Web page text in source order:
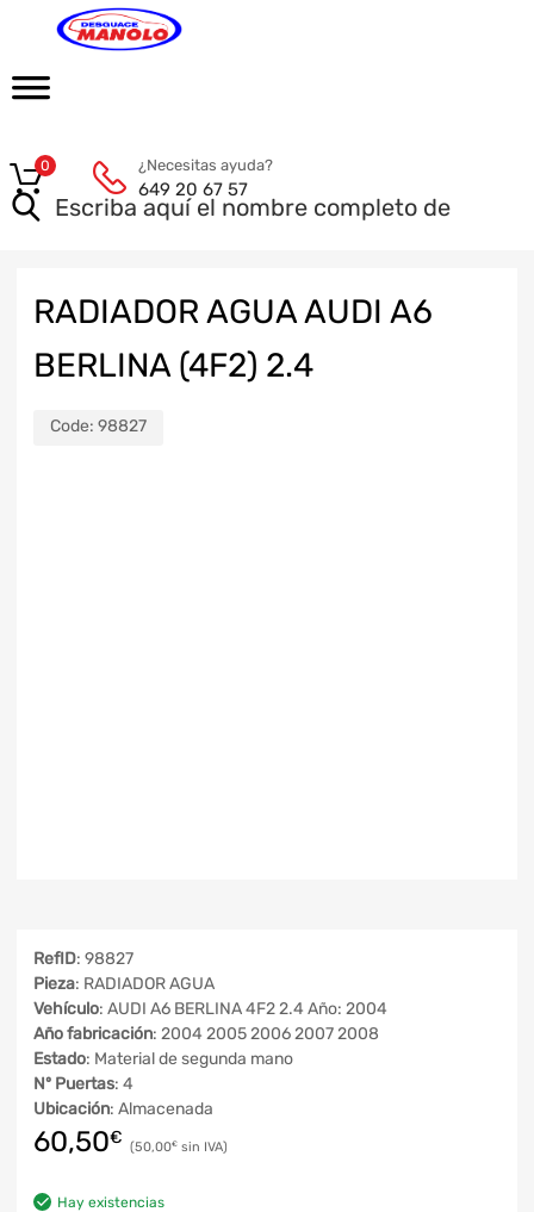
¿Necesitas ayuda?
649 20 67 57
0
RADIADOR AGUA AUDI A6
BERLINA (4F2) 2.4
Code: 98827
RefID: 98827
Pieza: RADIADOR AGUA
Vehículo: AUDI A6 BERLINA 4F2 2.4 Año: 2004
Año fabricación: 2004 2005 2006 2007 2008
Estado: Material de segunda mano
Nº Puertas: 4
Ubicación: Almacenada
60,50€ 50,00€
Hay existencias